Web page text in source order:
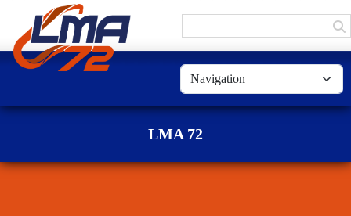
LMA 72
Panneau de gestion des cookies